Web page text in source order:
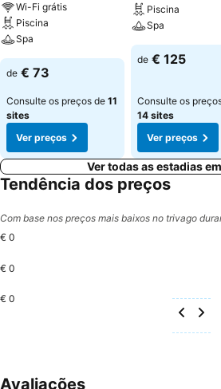
Wi-Fi grátis
Piscina
Spa
de € 73
Consulte os preços de 11
sites
Ver preços
Piscina
Spa
de € 125
Consulte os
14 sites
Ver preços
Ver todas as estadias
Tendência dos preços
Com base nos preços mais baixos no trivago
€ 0
€ 0
€ 0
Avaliações